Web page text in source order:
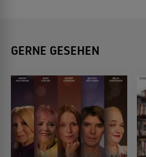
GERNE GESEHEN